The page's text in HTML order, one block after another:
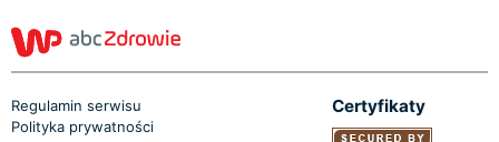
Regulamin serwisu
Polityka prywatności
Certyfikaty